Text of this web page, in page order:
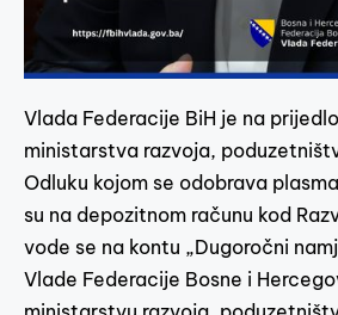
Vlada Federacije BiH je na
ministarstva razvoja,
Odluku kojom se odobrava
su na depozitnom računu kod
vode se na kontu „Dugoročni
Vlade Federacije Bosne i